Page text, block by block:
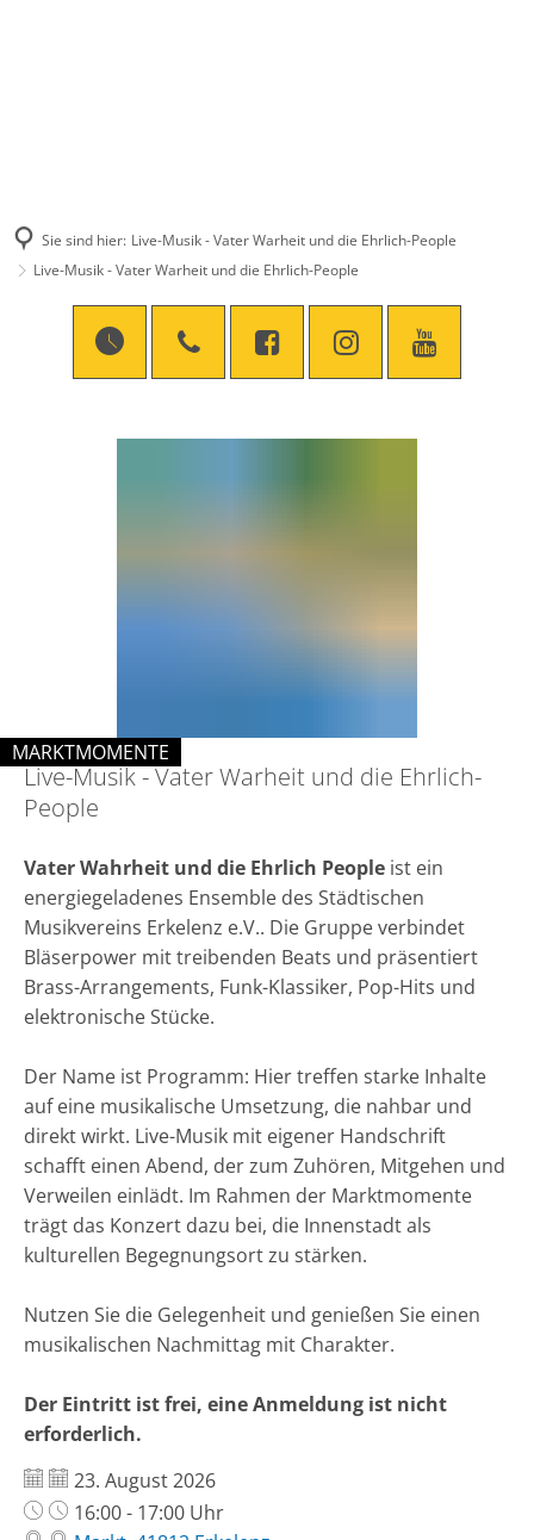
Sie sind hier: Live-Musik - Vater Warheit und die Ehrlich-People
Live-Musik - Vater Warheit und die Ehrlich-People
Ehrlich-
People
MARKTMOMENTE
KATEGORIE: MARKTMOMENTE
Live-Musik - Vater Warheit und die Ehrlich-
People
Vater Wahrheit und die Ehrlich People ist ein
energiegeladenes Ensemble des Städtischen
Musikvereins Erkelenz e.V.. Die Gruppe verbindet
Bläserpower mit treibenden Beats und präsentiert
Brass-Arrangements, Funk-Klassiker, Pop-Hits und
elektronische Stücke.
Der Name ist Programm: Hier treffen starke Inhalte
auf eine musikalische Umsetzung, die nahbar und
direkt wirkt. Live-Musik mit eigener Handschrift
schafft einen Abend, der zum Zuhören, Mitgehen und
Verweilen einlädt. Im Rahmen der Marktmomente
trägt das Konzert dazu bei, die Innenstadt als
kulturellen Begegnungsort zu stärken.
Nutzen Sie die Gelegenheit und genießen Sie einen
musikalischen Nachmittag mit Charakter.
Der Eintritt ist frei, eine Anmeldung ist nicht
erforderlich.
Datum:
23. August 2026
Uhrzeit:
16:00 - 17:00 Uhr